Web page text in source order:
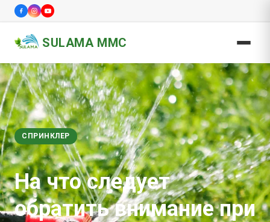
SULAMA MMC
СПРИНКЛЕР
На что следует
обратить внимание при